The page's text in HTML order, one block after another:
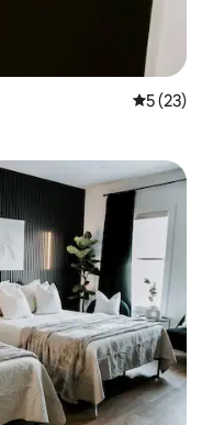
Średnia
5 (23)